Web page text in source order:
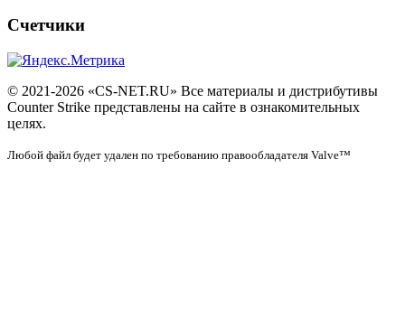
Счетчики
© 2021-2026 «CS-NET.RU» Все материалы и дистрибутивы
Counter Strike представлены на сайте в ознакомительных
целях.
Любой файл будет удален по требованию правообладателя Valve™